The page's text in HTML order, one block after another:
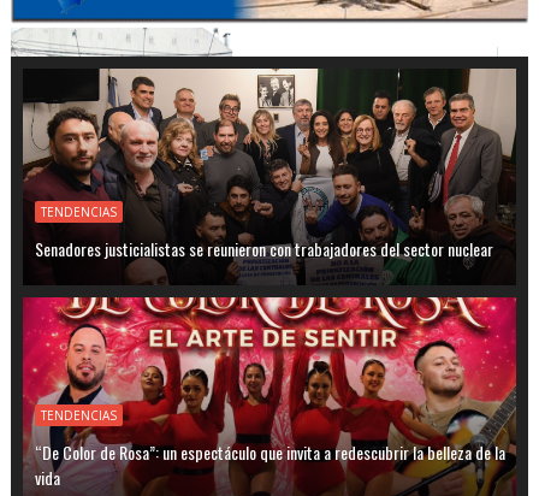
TENDENCIAS
Senadores justicialistas se reunieron con trabajadores del sector nuclear
TENDENCIAS
“De Color de Rosa”: un espectáculo que invita a redescubrir la belleza de la
vida